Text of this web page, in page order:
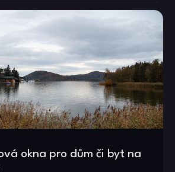
okna pro dům či byt na